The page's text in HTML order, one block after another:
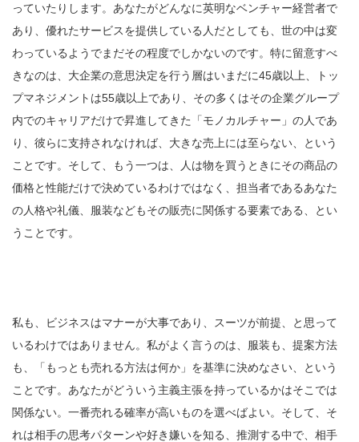
っていたりします。あなたがどんなに英明なベンチャー経営者で
あり、優れたサービスを提供している人だとしても、世の中は変
わっているようでまだその程度でしかないのです。特に留意すべ
きなのは、大企業の意思決定を行う層はいまだに45歳以上、トッ
プマネジメントは55歳以上であり、その多くはその企業グループ
内でのキャリアだけで昇進してきた「モノカルチャー」の人であ
り、彼らに支持されなければ、大きな売上には至らない、という
ことです。そして、もう一つは、人は物を買うときにその商品の
価格と性能だけで決めているわけではなく、担当者であるあなた
の人格や礼儀、服装などもその販売に関係する要素である、とい
うことです。
私も、ビジネスはマナーが大事であり、スーツが前提、と思って
いるわけではありません。私がよく言うのは、服装も、提案方法
も、「もっとも売れる方法は何か」を基準に決めなさい、という
ことです。あなたがどういう主義主張を持っているかはそこでは
関係ない。一番売れる確率が高いものを選べばよい。そして、そ
れは相手の思考パターンや好き嫌いを知る、推測する中で、相手